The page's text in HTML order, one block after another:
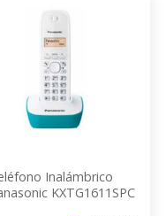
Inalámbrico
KXTG1611SPC